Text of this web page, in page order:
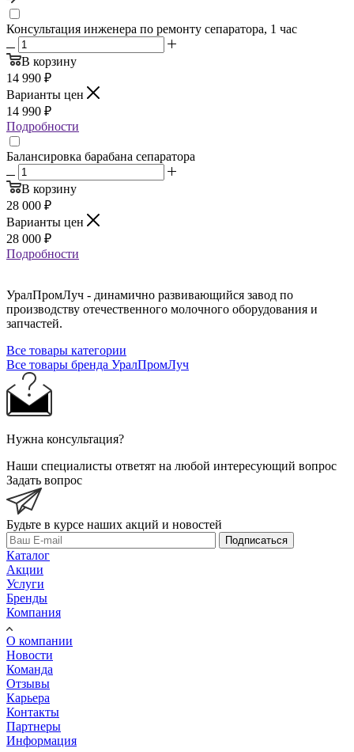
Консультация инженера по ремонту сепаратора, 1 час
В корзину
14 990 ₽
Варианты цен
14 990 ₽
Подробности
Балансировка барабана сепаратора
В корзину
28 000 ₽
Варианты цен
28 000 ₽
Подробности
УралПромЛуч - динамично развивающийся завод по
производству отечественного молочного оборудования и
запчастей.
Все товары категории
Все товары бренда УралПромЛуч
Нужна консультация?
Наши специалисты ответят на любой интересующий вопрос
Задать вопрос
Будьте в курсе наших акций и новостей
Подписаться
Каталог
Акции
Услуги
Бренды
Компания
О компании
Новости
Команда
Отзывы
Карьера
Контакты
Партнеры
Информация